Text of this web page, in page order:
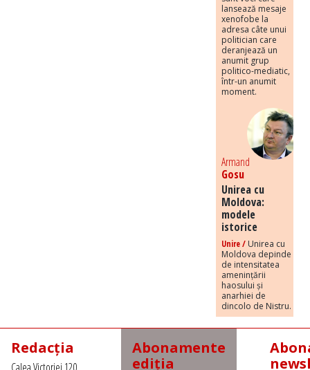
lansează mesaje
xenofobe la
adresa câte unui
politician care
deranjează un
anumit grup
politico-mediatic,
într-un anumit
moment.
Armand
Gosu
Unirea cu
Moldova:
modele
istorice
Unire / Unirea cu
Moldova depinde
de intensitatea
amenințării
haosului și
anarhiei de
dincolo de Nistru.
Redacția
Abonamente
ediția